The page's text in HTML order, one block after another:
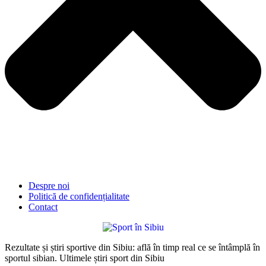
Despre noi
Politică de confidențialitate
Contact
Rezultate și știri sportive din Sibiu: află în timp real ce se întâmplă în
sportul sibian. Ultimele știri sport din Sibiu